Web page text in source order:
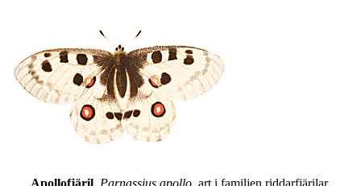
Apollofjäril, Parnassius apollo, art i familjen riddarfjärilar.